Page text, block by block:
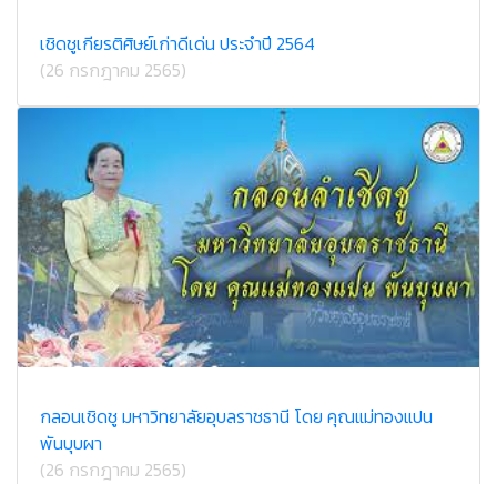
เชิดชูเกียรติศิษย์เก่าดีเด่น ประจำปี 2564
(26 กรกฎาคม 2565)
กลอนเชิดชู มหาวิทยาลัยอุบลราชธานี โดย คุณแม่ทองแปน
พันบุบผา
(26 กรกฎาคม 2565)